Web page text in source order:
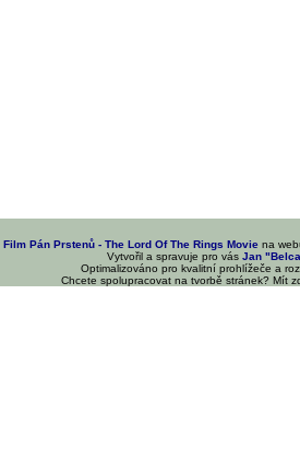
Film Pán Prstenů - The Lord Of The Rings Movie na
Vytvořil a spravuje pro vásJan
Optimalizováno pro kvalitní prohlížeče a
Chcete spolupracovat na tvorbě stránek? Mít